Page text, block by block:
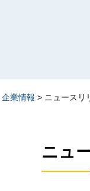
企業情報 > ニュースリ
ニュ